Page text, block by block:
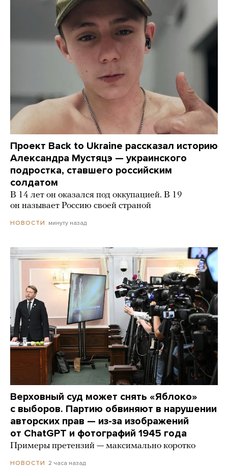
Проект Back to Ukraine рассказал историю
Александра Мустяцэ — украинского
подростка, ставшего российским
солдатом
В 14 лет он оказался под оккупацией. В 19
он называет Россию своей страной
НОВОСТИ минуту назад
Верховный суд может снять «Яблоко»
с выборов. Партию обвиняют в нарушении
авторских прав — из-за изображений
от ChatGPT и фотографий 1945 года
Примеры претензий — максимально коротко
НОВОСТИ 2 часа назад